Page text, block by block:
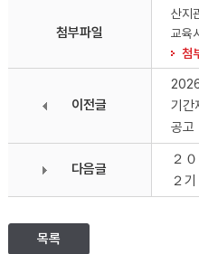
첨부파일
산지
교육
첨
이전글
기간
공고
다음글
２
２기
목록